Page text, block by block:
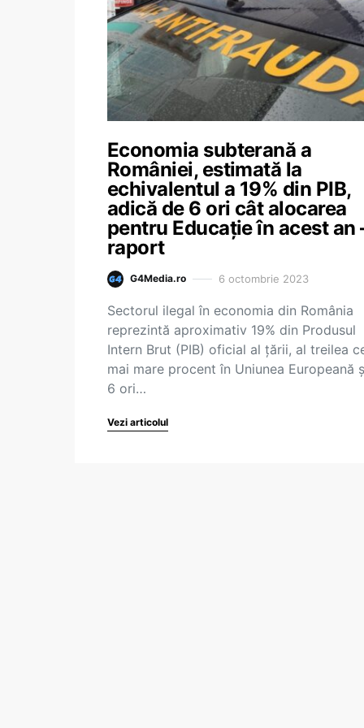
Economia subterană a
României, estimată la
echivalentul a 19% din PIB,
adică de 6 ori cât alocarea
pentru Educație în acest an
raport
G4Media.ro 6 octombrie 2023
Sectorul ilegal în economia din România
reprezintă aproximativ 19% din Produsul
Intern Brut (PIB) oficial al țării, al treilea
mai mare procent în Uniunea Europeană
6 ori…
Vezi articolul